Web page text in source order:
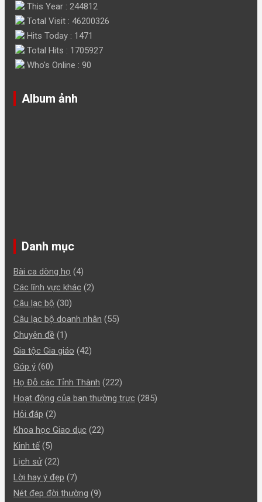
This Year : 244812
Total Visit : 46200326
Hits Today : 1471
Total Hits : 1705927
Who's Online : 90
Album ảnh
Danh mục
Bài ca dòng họ (4)
Các lĩnh vực khác (2)
Câu lạc bộ (30)
Câu lạc bộ doanh nhân (55)
Chuyên đề (1)
Gia tộc Gia giáo (42)
Góp ý (60)
Họ Đỗ các Tỉnh Thành (222)
Hoạt động của ban thường trực (285)
Hỏi đáp (2)
Khoa học Giao dục (22)
Kinh tế(5)
Lịch sử(22)
Lời hay ý đẹp (7)
Nét đẹp đời thường (9)